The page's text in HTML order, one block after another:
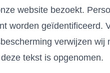
website bezoekt.
worden geïdentificeerd.
verwijzen wij
tekst is opgenomen.